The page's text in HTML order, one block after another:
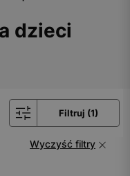
dzieci
Filtruj (1)
Wyczyść filtry